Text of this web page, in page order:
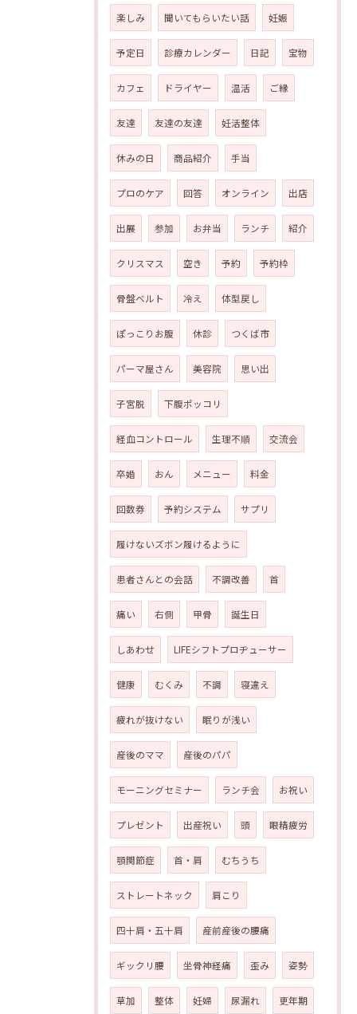
楽しみ 聞いてもらいたい話 妊娠
予定日 診療カレンダー 日記 宝物
カフェ ドライヤー 温活 ご縁
友達 友達の友達 妊活整体
休みの日 商品紹介 手当
プロのケア 回答 オンライン 出店
出展 参加 お弁当 ランチ 紹介
クリスマス 空き 予約 予約枠
骨盤ベルト 冷え 体型戻し
ぽっこりお腹 休診 つくば市
パーマ屋さん 美容院 思い出
子宮脱 下腹ポッコリ
経血コントロール 生理不順 交流会
卒婚 おん メニュー 料金
回数券 予約システム サプリ
履けないズボン履けるように
患者さんとの会話 不調改善 首
痛い 右側 甲骨 誕生日
しあわせ LIFEシフトプロヂューサー
健康 むくみ 不調 寝違え
疲れが抜けない 眠りが浅い
産後のママ 産後のパパ
モーニングセミナー ランチ会 お祝い
プレゼント 出産祝い 頭 眼精疲労
顎関節症 首・肩 むちうち
ストレートネック 肩こり
四十肩・五十肩 産前産後の腰痛
ギックリ腰 坐骨神経痛 歪み 姿勢
草加 整体 妊婦 尿漏れ 更年期